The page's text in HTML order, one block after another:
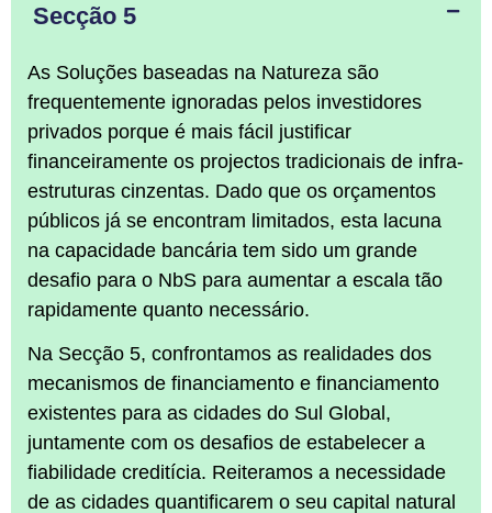
Secção 5
As Soluções baseadas na Natureza são
frequentemente ignoradas pelos investidores
privados porque é mais fácil justificar
financeiramente os projectos tradicionais de infra-
estruturas cinzentas. Dado que os orçamentos
públicos já se encontram limitados, esta lacuna
na capacidade bancária tem sido um grande
desafio para o NbS para aumentar a escala tão
rapidamente quanto necessário.
Na Secção 5, confrontamos as realidades dos
mecanismos de financiamento e financiamento
existentes para as cidades do Sul Global,
juntamente com os desafios de estabelecer a
fiabilidade creditícia. Reiteramos a necessidade
de as cidades quantificarem o seu capital natural